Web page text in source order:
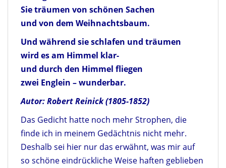
Sie träumen von schönen Sachen
und von dem Weihnachtsbaum.
Und während sie schlafen und träumen
wird es am Himmel klar-
und durch den Himmel fliegen
zwei Englein – wunderbar.
Autor: Robert Reinick (1805-1852)
Das Gedicht hatte noch mehr Strophen, die
finde ich in meinem Gedächtnis nicht mehr.
Deshalb sei hier nur das erwähnt, was mir auf
so schöne eindrückliche Weise haften geblieben